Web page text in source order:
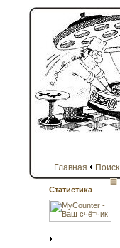
Главная Поиск
Статистика